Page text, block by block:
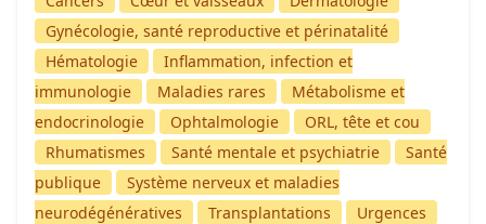
Gynécologie, santé reproductive et périnatalité
Hématologie
Inflammation, infection et
immunologie
Maladies rares
Métabolisme et
endocrinologie
Ophtalmologie
ORL, tête et cou
Rhumatismes
Santé mentale et psychiatrie
Santé
publique
Système nerveux et maladies
neurodégénératives
Transplantations
Urgences